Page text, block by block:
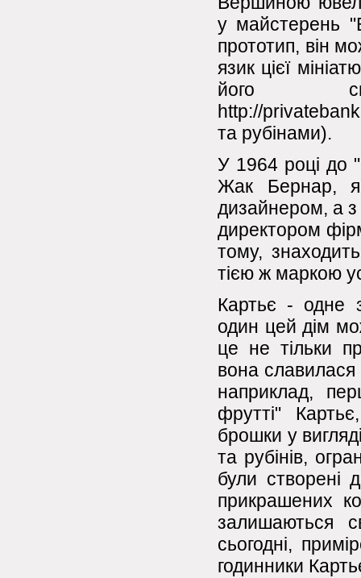
у майстерень
прототип, він
язик цієї
його
http://
та рубінами).
У 1964 році до
Жак Бернар,
дизайнером, а з
директором
тому,
тією ж маркою
Картьє - одне
один цей дім
це не тільки
вона
наприклад,
фрутті"
брошки у
та рубінів,
були створені
прикрашених
залишаються
сьогодні,
годинники